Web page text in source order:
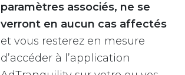
paramètres associés, ne se
verront en aucun cas affectés
et vous resterez en mesure
d’accéder à l’application